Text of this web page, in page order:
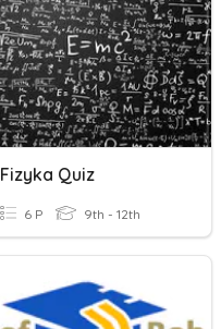
Fizyka Quiz
6 P 9th - 12th